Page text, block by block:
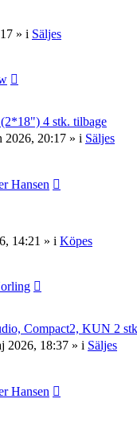
» i Säljes
4 stk. tilbage
2026, 20:17 » i Säljes
Hansen
14:21 » i Köpes
Compact2, KUN 2
2026, 18:37 » i Säljes
Hansen